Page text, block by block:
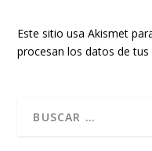
Este sitio usa Akismet
procesan los datos de